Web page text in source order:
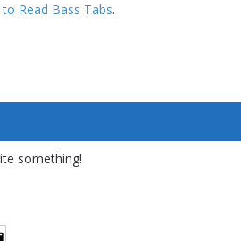
Read Bass Tabs.
something!